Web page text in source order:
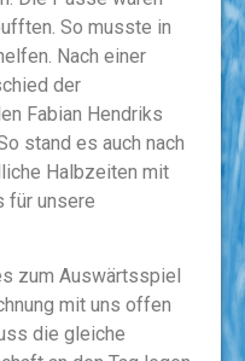
So musste in
Nach einer
der
Fabian Hendriks
stand es auch nach
Halbzeiten mit
für unsere
zum Auswärtsspiel
mit uns offen
die gleiche